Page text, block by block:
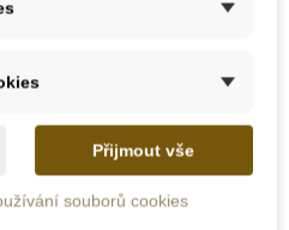
Skladem
Přijmout vše
souborů cookies